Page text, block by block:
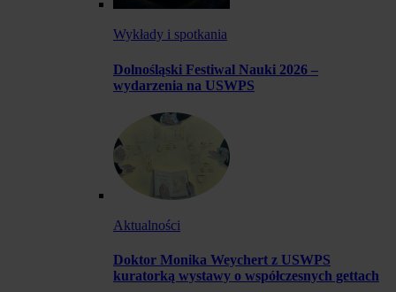
Wykłady i spotkania
Dolnośląski Festiwal Nauki 2026 –
wydarzenia na USWPS
Aktualności
Doktor Monika Weychert z USWPS
kuratorką wystawy o współczesnych gettach